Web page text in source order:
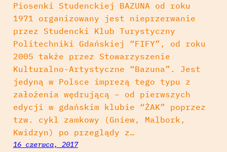
Piosenki Studenckiej BAZUNA od roku
1971 organizowany jest nieprzerwanie
przez Studencki Klub Turystyczny
Politechniki Gdańskiej “FIFY”, od roku
2005 także przez Stowarzyszenie
Kulturalno-Artystyczne “Bazuna”. Jest
jedyną w Polsce imprezą tego typu z
założenia wędrującą – od pierwszych
edycji w gdańskim klubie “ŻAK” poprzez
tzw. cykl zamkowy (Gniew, Malbork,
Kwidzyn) po przeglądy z…
16 czerwca, 2017